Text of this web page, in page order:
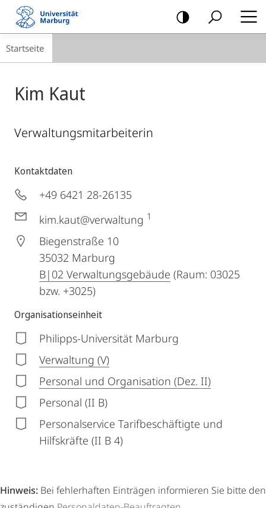
Mobile-
Navigation
Navigation
Startseite
Kim Kaut
Verwaltungsmitarbeiterin
Kontaktdaten
+49 6421 28-26135
kim.kaut@verwaltung 1
Biegenstraße 10
35032 Marburg
B|02 Verwaltungsgebäude (Raum: 03025
bzw. +3025)
Organisationseinheit
Philipps-Universität Marburg
Verwaltung (V)
Personal und Organisation (Dez. II)
Personal (II B)
Personalservice Tarifbeschäftigte und
Hilfskräfte (II B 4)
Hinweis: Bei fehlerhaften Einträgen informieren Sie bitte den